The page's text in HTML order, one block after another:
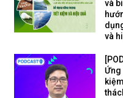
và
và
Ứng